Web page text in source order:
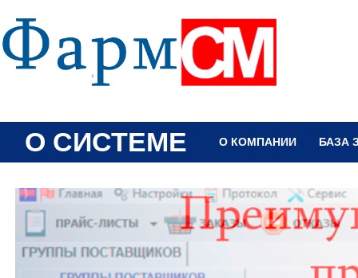
О СИСТЕМЕ О КОМПАНИИ БАЗА